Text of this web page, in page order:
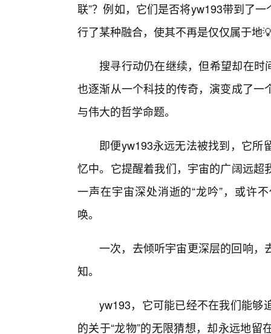
联”？例如，它们是否将yw193带到了
行了某种融合，使其不再是仅仅属于地
搜寻行动仍在继续，但希望却在
也逐渐从一个科技的传奇，演变成了
与伟大的哲学命题。
即便yw193永远无法被找到，它所
忆中。它提醒着我们，宇宙的广阔远
一声在宇宙深处消逝的“龙吟”，或许
唤。
一次，去倾听宇宙更深层的回响，
知。
yw193，它可能已经不在我们能够
的关于“龙物”的无限猜想，却永远地